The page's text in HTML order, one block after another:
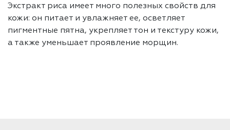
Экстракт риса имеет много полезных свойств для
кожи: он питает и увлажняет ее, осветляет
пигментные пятна, укрепляет тон и текстуру кожи,
а также уменьшает проявление морщин.